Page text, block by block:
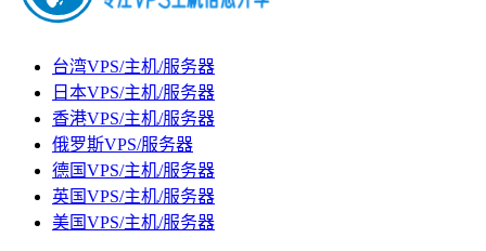
台湾VPS/主机/服务器
日本VPS/主机/服务器
香港VPS/主机/服务器
俄罗斯VPS/服务器
德国VPS/主机/服务器
英国VPS/主机/服务器
美国VPS/主机/服务器